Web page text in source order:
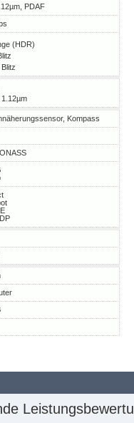
PDAF
(HDR)
1.12µm
Kompass